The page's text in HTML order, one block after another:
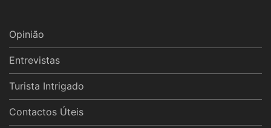
Opinião
Entrevistas
Turista Intrigado
Contactos Úteis